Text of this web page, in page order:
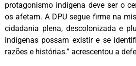
protagonismo indígena deve ser o
os afetam. A DPU segue firme na
cidadania plena, descolonizada e
indígenas possam existir e se
razões e histórias.” acrescentou a